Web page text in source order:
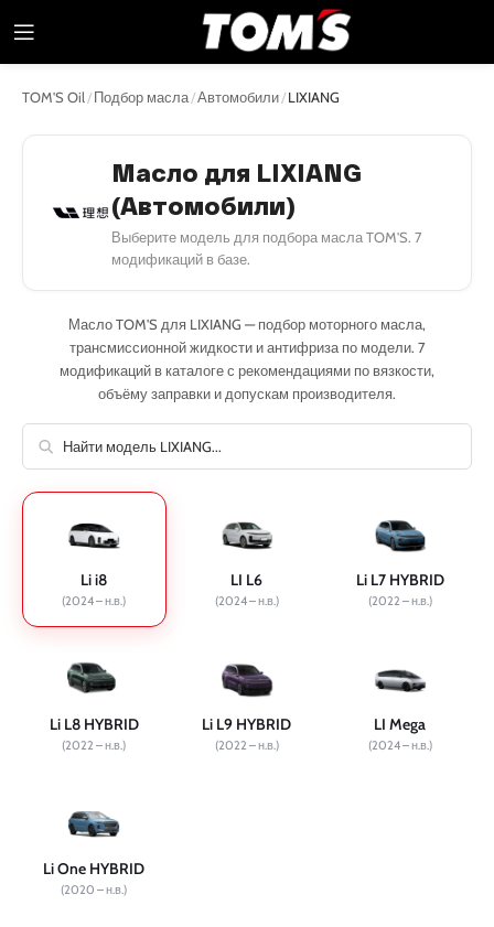
TOM'S Oil /Подбор масла/Автомобили/LIXIANG
Масло для LIXIANG
(Автомобили)
Выберите модель для подбора масла TOM'S. 7
модификаций в базе.
Масло TOM'S для LIXIANG — подбор моторного масла,
трансмиссионной жидкости и антифриза по модели. 7
модификаций в каталоге с рекомендациями по вязкости,
объёму заправки и допускам производителя.
Li i8
(2024 – н.в.)
LI L6
(2024 – н.в.)
Li L7 HYBRID
(2022 – н.в.)
Li L8 HYBRID
(2022 – н.в.)
Li L9 HYBRID
(2022 – н.в.)
LI Mega
(2024 – н.в.)
Li One HYBRID
(2020 – н.в.)